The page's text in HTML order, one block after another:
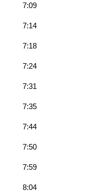
7:09
7:14
7:18
7:24
7:31
7:35
7:44
7:50
7:59
8:04